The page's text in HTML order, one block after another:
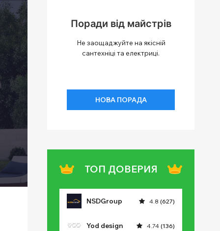
Поради від майстрів
Не заощаджуйте на якісній
сантехніці та електриці.
НОВА ПОРАДА
ТОП ДОВЕРИЯ
NSDGroup 4.8 (627)
Yod design 4.74 (136)